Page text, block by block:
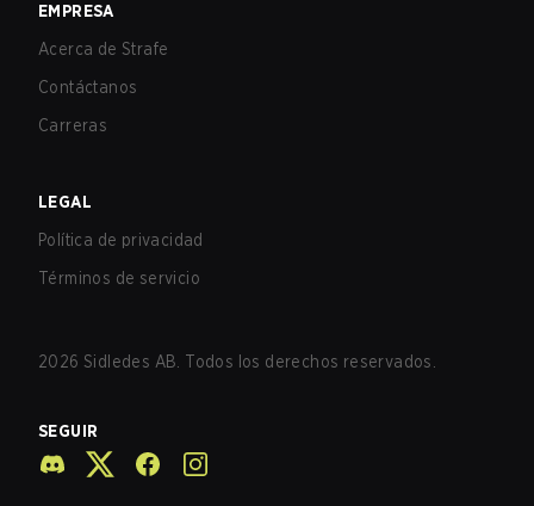
EMPRESA
Acerca de Strafe
Contáctanos
Carreras
LEGAL
Política de privacidad
Términos de servicio
2026 Sidledes AB. Todos los derechos reservados.
SEGUIR